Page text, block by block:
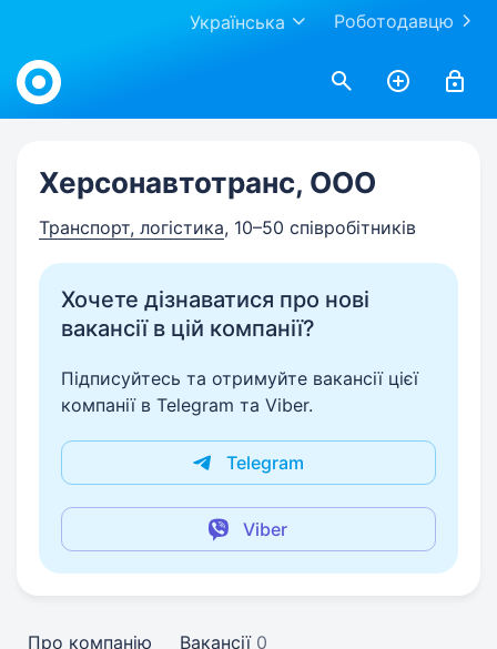
Роботодавцю
Українська
Work.ua
Херсонавтотранс, ООО
Транспорт, логістика, 10–50 співробітників
Хочете дізнаватися про нові
вакансії в цій компанії?
Підписуйтесь та отримуйте вакансії цієї
компанії в Telegram та Viber.
Telegram
Viber
Про компанію Вакансії 0